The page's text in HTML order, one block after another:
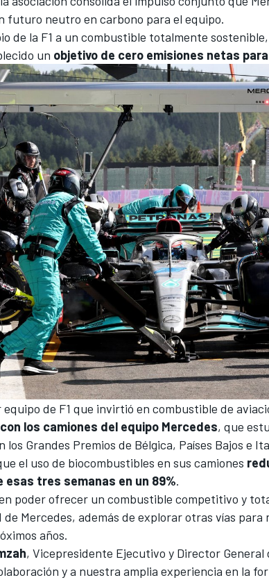
futuro neutro en carbono para el equipo.
de la F1 a un combustible totalmente
un objetivo de cero emisiones netas
equipo de F1 que invirtió en combustible de
los camiones del equipo Mercedes, que
los Grandes Premios de Bélgica, Países Bajos e
el uso de biocombustibles en sus camiones
esas tres semanas en un 89%.
poder ofrecer un combustible competitivo y
de Mercedes, además de explorar otras vías para
años.
, Vicepresidente Ejecutivo y Director General
y a nuestra amplia experiencia en la